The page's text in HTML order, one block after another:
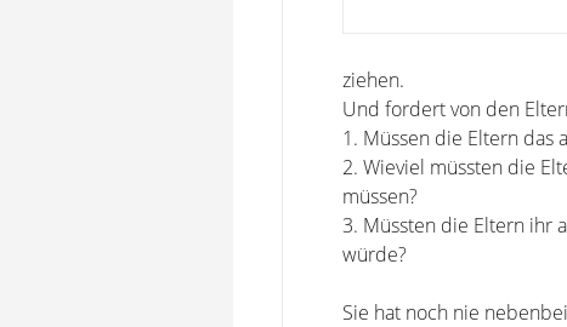
ziehen.
Und fordert von den
1. Müssen die Eltern das
2. Wieviel müssten die
müssen?
3. Müssten die Eltern ihr
würde?
Sie hat noch nie